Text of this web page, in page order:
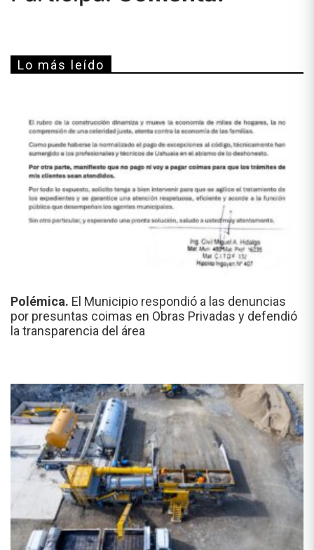
Lo más leído
Polémica. El Municipio respondió a las denuncias
por presuntas coimas en Obras Privadas y defendió
la transparencia del área